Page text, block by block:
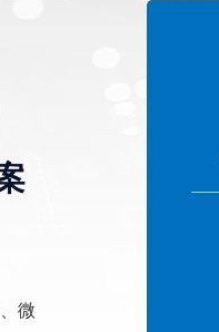
探针式轮廓仪
微